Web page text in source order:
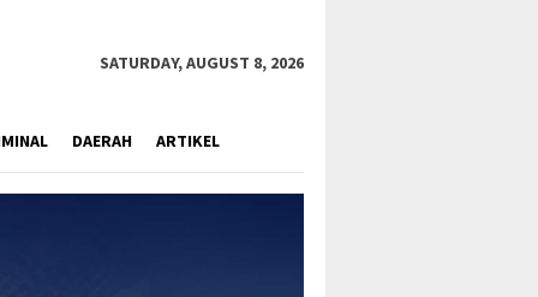
SATURDAY, AUGUST 8, 2026
DAERAH ARTIKEL